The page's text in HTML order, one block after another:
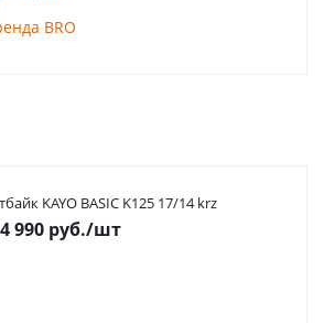
BRO
KAYO BASIC K125 17/14 krz
990 руб./шт